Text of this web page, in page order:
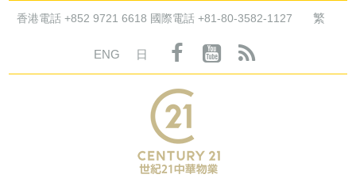
香港電話 +852 9721 6618 國際電話 +81-80-3582-1127 繁
ENG 日